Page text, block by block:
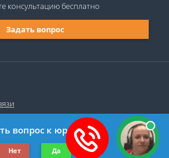
защищены.
Задать вопрос
консультациюбесплатно
вопрос к юристу?
Нет Да